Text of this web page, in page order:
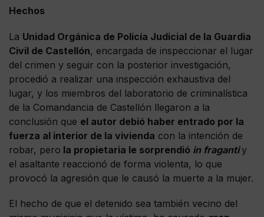
Hechos
La Unidad Orgánica de Policía Judicial de la Guardia
Civil de Castellón, encargada de inspeccionar el lugar
del crimen y seguir con la posterior investigación,
procedió a realizar una inspección exhaustiva del
lugar, y los miembros del laboratorio de criminalística
de la Comandancia de Castellón llegaron a la
conclusión que el autor debió haber entrado por la
fuerza al interior de la vivienda con la intención de
robar, pero la propietaria le sorprendió in fraganti y
el asaltante reaccionó de forma violenta, lo que
provocó la agresión que le causó la muerte a la mujer.
El hecho de que el detenido sea también vecino del